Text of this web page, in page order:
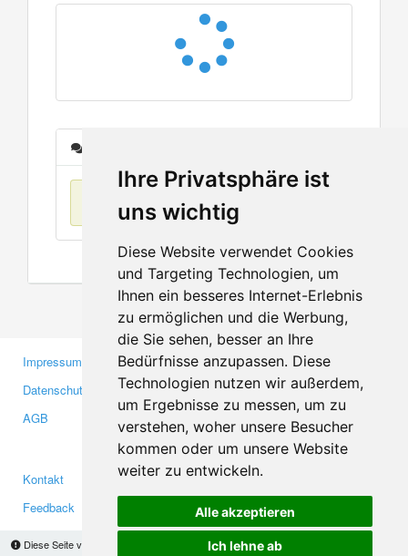
Ihre Privatsphäre ist
uns wichtig
Diese Website verwendet Cookies
und Targeting Technologien, um
Ihnen ein besseres Internet-Erlebnis
zu ermöglichen und die Werbung,
die Sie sehen, besser an Ihre
Bedürfnisse anzupassen. Diese
Technologien nutzen wir außerdem,
um Ergebnisse zu messen, um zu
verstehen, woher unsere Besucher
kommen oder um unsere Website
weiter zu entwickeln.
Alle akzeptieren
Ich lehne ab
Diese Seite verwendet Cookies, um Informationen auf Ihrem Computer zu speichern.
Keine Einträge
Impressum
Datenschutzerklärung
AGB
Gewerbetreibende
Investoren
Medien
Kontakt
Feedback
Facebook
Twitter
YouTube